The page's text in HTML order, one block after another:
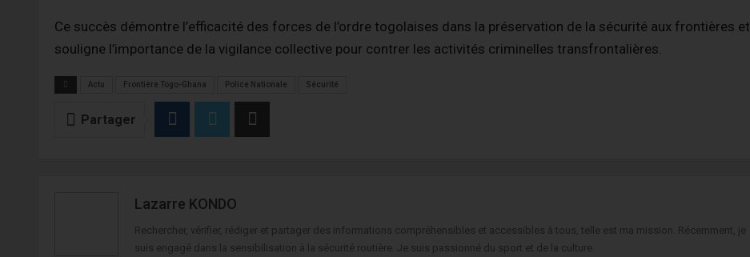
Ce succès démontre l’efficacité des forces de l’ordre togolaises dans la préservation de la sécurité aux frontières et
souligne l’importance de la vigilance collective pour contrer les activités criminelles transfrontalières.
Actu Frontière Togo-Ghana Police Nationale Sécurité
Partager
Lazarre KONDO
Rechercher, vérifier, rédiger et partager des informations compréhensibles et accessibles à tous, telle est ma mission. Récemment, je
suis engagé dans la sensibilisation à la sécurité routière. Je suis passionné du sport et de la culture.